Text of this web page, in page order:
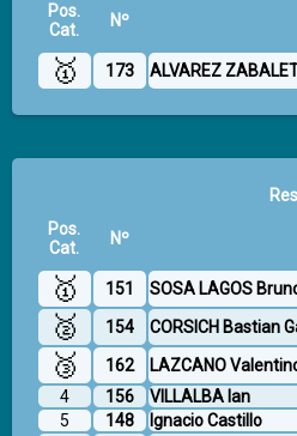
Pos.
Cat.
Nº
🥇 173 ALVAREZ
Pos.
Cat.
Nº
🥇 151 SOSA LAGOS
🥈 154 CORSICH Bastian
🥉 162
LAZCANO
4
156
VILLALBA Ian
5
148
Ignacio Castillo